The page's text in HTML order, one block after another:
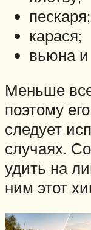
пескаря;
карася;
вьюна и
Меньше
поэтому
следует
случаях.
удить на
ним этот